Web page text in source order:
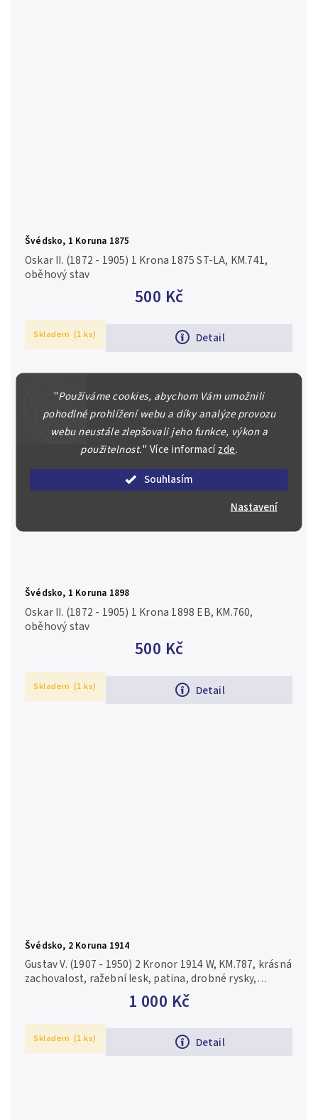
"Používáme cookies, abychom Vám umožnili
pohodlné prohlížení webu a díky analýze provozu
webu neustále zlepšovali jeho funkce, výkon a
použitelnost." Více informacízde.
Souhlasím
Nastavení
Švédsko, 1 Koruna 1875
500 Kč
Detail
Oskar II. (1872 - 1905) 1 Krona 1875 ST-LA, KM.741,
oběhový stav
Skladem (1 ks)
Švédsko, 1 Koruna 1898
500 Kč
Detail
Oskar II. (1872 - 1905) 1 Krona 1898 EB, KM.760,
oběhový stav
Skladem (1 ks)
Švédsko, 2 Koruna 1914
1 000 Kč
Detail
Gustav V. (1907 - 1950) 2 Kronor 1914 W, KM.787, krásná
zachovalost, ražební lesk, patina, drobné rysky,
Skladem (1 ks)